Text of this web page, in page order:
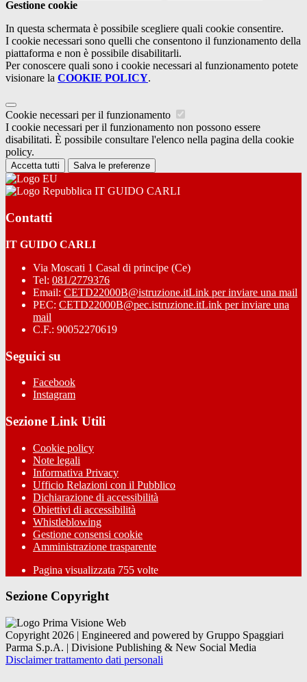
Gestione cookie
In questa schermata è possibile scegliere quali cookie consentire.
I cookie necessari sono quelli che consentono il funzionamento della
piattaforma e non è possibile disabilitarli.
Per conoscere quali sono i cookie necessari al funzionamento potete
visionare la COOKIE POLICY.
Cookie necessari per il funzionamento
I cookie necessari per il funzionamento non possono essere
disabilitati. È possibile consultare l'elenco nella pagina della cookie
policy.
Accetta tutti Salva le preferenze
IT GUIDO CARLI
Contatti
IT GUIDO CARLI
Via Moscati 1 Casal di principe (Ce)
Tel: 081/2779376
Email: CETD22000B@istruzione.itLink per inviare una mail
PEC: CETD22000B@pec.istruzione.itLink per inviare una
mail
C.F.: 90052270619
Seguici su
Facebook
Instagram
Sezione Link Utili
Cookie policy
Note legali
Informativa Privacy
Ufficio Relazioni con il Pubblico
Dichiarazione di accessibilità
Obiettivi di accessibilità
Whistleblowing
Gestione consensi cookie
Amministrazione trasparente
Pagina visualizzata 755 volte
Sezione Copyright
Copyright 2026 | Engineered and powered by Gruppo Spaggiari
Parma S.p.A. | Divisione Publishing & New Social Media
Disclaimer trattamento dati personali